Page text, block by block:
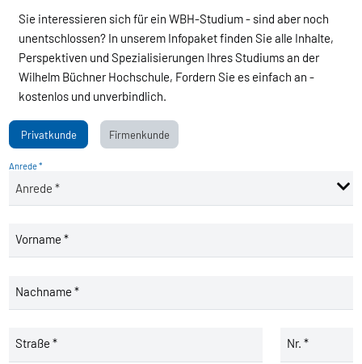
Sie interessieren sich für ein WBH-Studium - sind aber noch
unentschlossen? In unserem Infopaket finden Sie alle Inhalte,
Perspektiven und Spezialisierungen Ihres Studiums an der
Wilhelm Büchner Hochschule, Fordern Sie es einfach an -
kostenlos und unverbindlich.
Privatkunde Firmenkunde
Anrede *
Vorname *
Nachname *
Straße * Nr. *